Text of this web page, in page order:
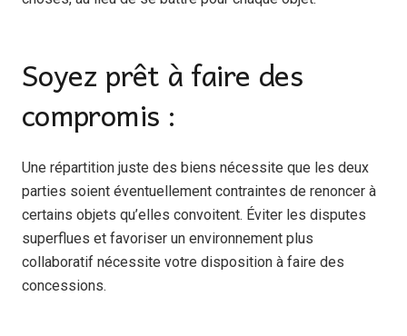
Soyez prêt à faire des
compromis :
Une répartition juste des biens nécessite que les deux
parties soient éventuellement contraintes de renoncer à
certains objets qu’elles convoitent. Éviter les disputes
superflues et favoriser un environnement plus
collaboratif nécessite votre disposition à faire des
concessions.